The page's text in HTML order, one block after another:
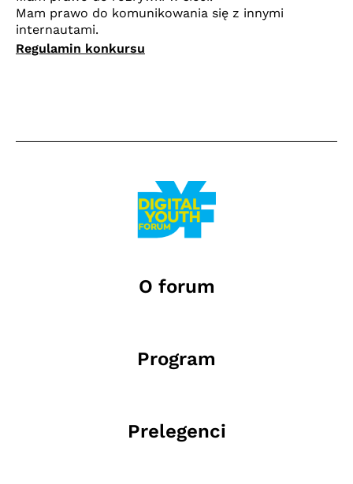
Mam prawo do komunikowania się z innymi
internautami.
Regulamin konkursu
O forum
Program
Prelegenci